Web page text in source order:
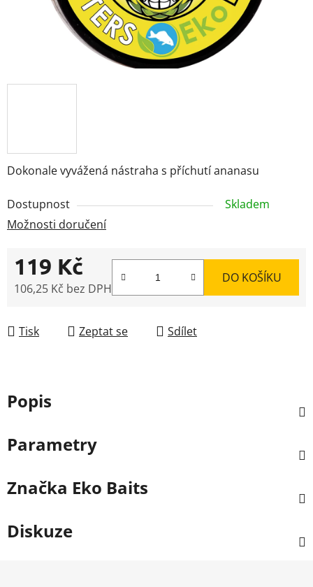
Dokonale vyvážená nástraha s příchutí ananasu
Dostupnost
Skladem
Možnosti doručení
119 Kč
106,25 Kč bez DPH
DO KOŠÍKU
Tisk Zeptat se Sdílet
Popis
Parametry
Značka Eko Baits
Diskuze